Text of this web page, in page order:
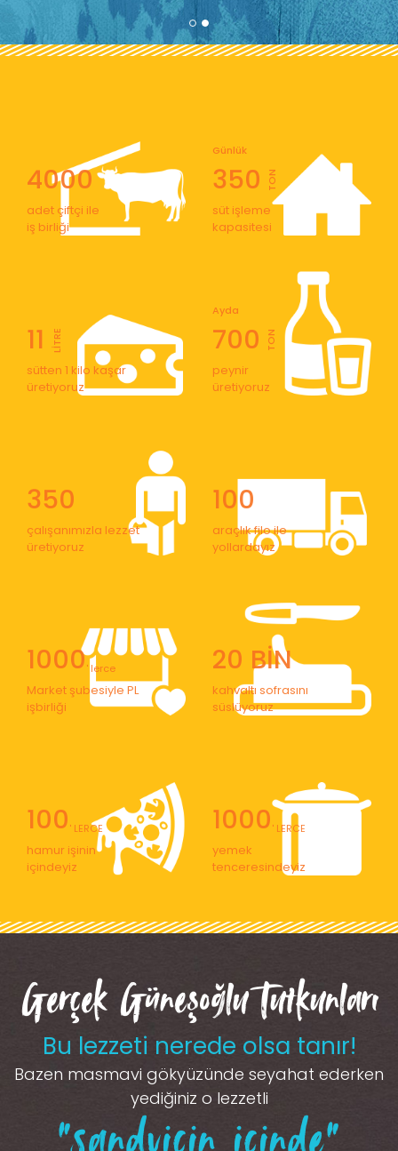
4000
adet çiftçi ile
iş birliği
350
Günlük
TON
süt işleme
kapasitesi
11 LİTRE
sütten 1 kilo kaşar
üretiyoruz
700
Ayda
TON
peynir
üretiyoruz
350
çalışanımızla lezzet
üretiyoruz
100
araçlık filo ile
yollardayız
1000' lerce
Market şubesiyle PL
işbirliği
20 BİN
kahvaltı sofrasını
süslüyoruz
100' LERCE
hamur işinin
içindeyiz
1000' LERCE
yemek
tenceresindeyiz
Gerçek Güneşoğlu Tutkunları
Bu lezzeti nerede olsa tanır!
Bazen masmavi gökyüzünde seyahat ederken
yediğiniz o lezzetli